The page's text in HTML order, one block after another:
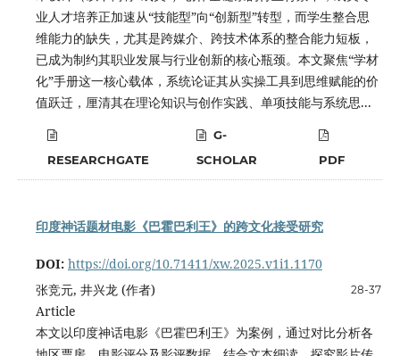
业人才培养正加速从“技能型”向“创新型”转型，而学生整合思
维能力的缺失，尤其是跨媒介、跨技术体系的整合能力短板，
已成为制约其职业发展与行业创新的核心瓶颈。本文聚焦“学材
化”手册这一核心载体，系统论证其从实操工具到思维赋能的价
值跃迁，厘清其在理论知识与创作实践、单项技能与系统思...
RESEARCHGATE
G-
SCHOLAR
PDF
印度神话题材电影《巴霍巴利王》的跨文化接受研究
DOI: https://doi.org/10.71411/xw.2025.v1i1.1170
28-37
张竞元, 井兴龙 (作者)
Article
本文以印度神话电影《巴霍巴利王》为案例，通过对比分析各